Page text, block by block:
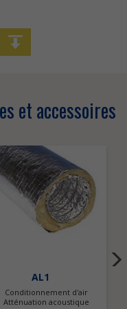
et accessoires
AL1
Conditionnement d'air
Atténuation acoustique